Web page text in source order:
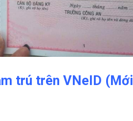
trú trên VNeID (Mới